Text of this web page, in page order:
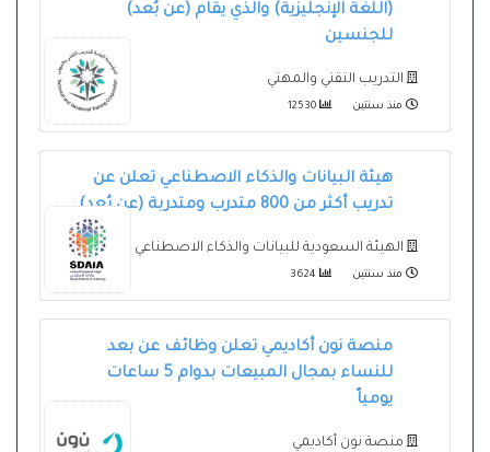
(اللغة الإنجليزية) والذي يقام (عن بُعد)
للجنسين
التدريب التقني والمهني
منذ سنتين
هيئة البيانات والذكاء الاصطناعي تعلن عن
تدريب أكثر من 800 متدرب ومتدربة (عن بُعد)
الهيئة السعودية للبيانات والذكاء الاصطناعي
منذ سنتين
منصة نون أكاديمي تعلن وظائف عن بعد
للنساء بمجال المبيعات بدوام 5 ساعات
يومياً
منصة نون أكاديمي